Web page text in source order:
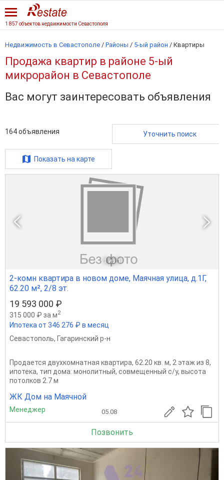
1 857 объектов недвижимости Севастополя
Недвижимость в Севастополе / Районы / 5-ый район / Квартиры
Продажа квартир в районе 5-ый
микрорайон в Севастополе
Вас могут заинтересовать объявления
164объявления Уточнить поиск
Показать на карте
1 из 1
2-комн квартира в новом доме, Маячная улица, д.1Г,
62.20 м², 2/8 эт.
19 593 000 ₽
315 000 ₽ за м2
Ипотека от 346 276 ₽ в месяц
Севастополь, Гагаринский р-н
Продается двухкомнатная квартира, 62.20 кв. м, 2 этаж из 8,
ипотека, тип дома: монолитный, совмещенный с/у, высота
потолков 2.7 м
ЖК Дом на Маячной
Менеджер 05.08
Позвонить